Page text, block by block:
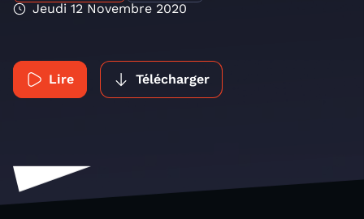
Jeudi 12 Novembre 2020
Lire Télécharger